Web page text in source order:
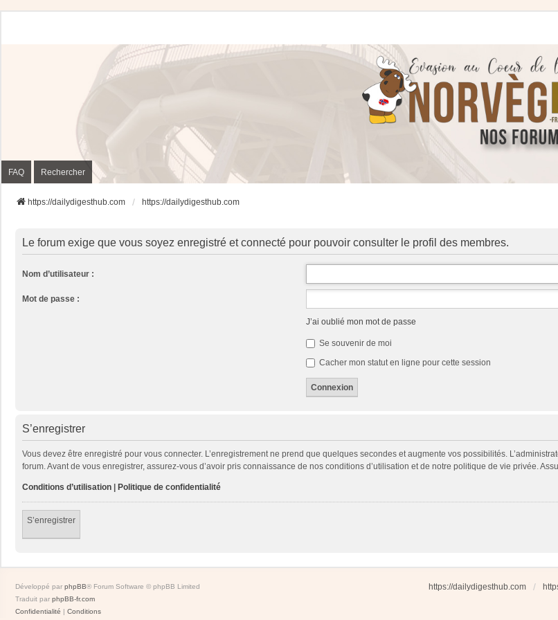
FAQ Rechercher
https://dailydigesthub.com https://dailydigesthub.com
Le forum exige que vous soyez enregistré et connecté pour pouvoir consulter le profil des membres.
Nom d’utilisateur :
Mot de passe :
J’ai oublié mon mot de passe
Se souvenir de moi
Cacher mon statut en ligne pour cette session
S’enregistrer
Vous devez être enregistré pour vous connecter. L’enregistrement ne prend que quelques secondes et augmente vos possibilités.
forum. Avant de vous enregistrer, assurez-vous d’avoir pris connaissance de nos conditions d’utilisation et de notre politique de vie privée.
Conditions d’utilisation Politique de confidentialité
S’enregistrer
https://dailydigesthub.com
Développé par phpBB® Forum Software © phpBB Limited
Traduit par phpBB-fr.com
Confidentialité | Conditions